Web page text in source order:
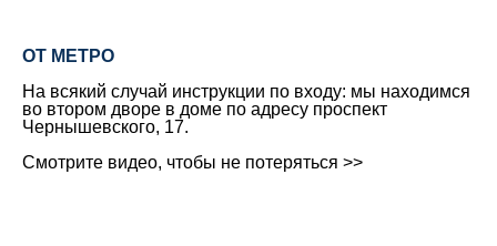
ОТ МЕТРО
На всякий случай инструкции по входу: мы находимся
во втором дворе в доме по адресу проспект
Чернышевского, 17.
Смотрите видео, чтобы не потеряться >>